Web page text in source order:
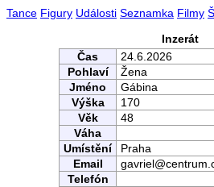
Tance Figury Události Seznamka Filmy
Inzerát
Čas
24.6.2026
Pohlaví
Žena
Jméno
Gábina
Výška
170
Věk
48
Váha
Umístění
Praha
Email
Telefón